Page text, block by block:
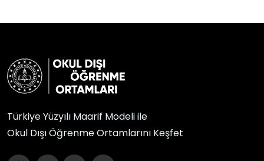
Türkiye Yüzyılı Maarif Modeli ile
Okul Dışı Öğrenme Ortamlarını Keşfet